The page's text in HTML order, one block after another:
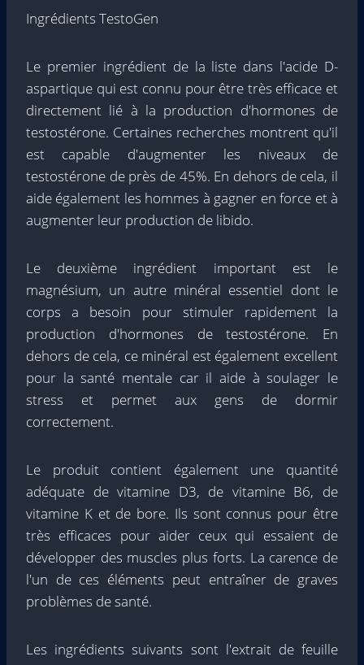
Ingrédients TestoGen
Le premier ingrédient de la liste dans l'acide D-
aspartique qui est connu pour être très efficace et
directement lié à la production d'hormones de
testostérone. Certaines recherches montrent qu'il
est capable d'augmenter les niveaux de
testostérone de près de 45%. En dehors de cela, il
aide également les hommes à gagner en force et à
augmenter leur production de libido.
Le deuxième ingrédient important est le
magnésium, un autre minéral essentiel dont le
corps a besoin pour stimuler rapidement la
production d'hormones de testostérone. En
dehors de cela, ce minéral est également excellent
pour la santé mentale car il aide à soulager le
stress et permet aux gens de dormir
correctement.
Le produit contient également une quantité
adéquate de vitamine D3, de vitamine B6, de
vitamine K et de bore. Ils sont connus pour être
très efficaces pour aider ceux qui essaient de
développer des muscles plus forts. La carence de
l'un de ces éléments peut entraîner de graves
problèmes de santé.
Les ingrédients suivants sont l'extrait de feuille